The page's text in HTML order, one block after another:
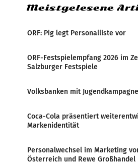
Meistgelesene
ORF: Pig legt Personalliste vor
ORF-Festspielempfang 2026 im
Salzburger Festspiele
Volksbanken mit
Coca-Cola präsentiert
Markenidentität
Personalwechsel im Marketing
Österreich und Rewe Großhandel